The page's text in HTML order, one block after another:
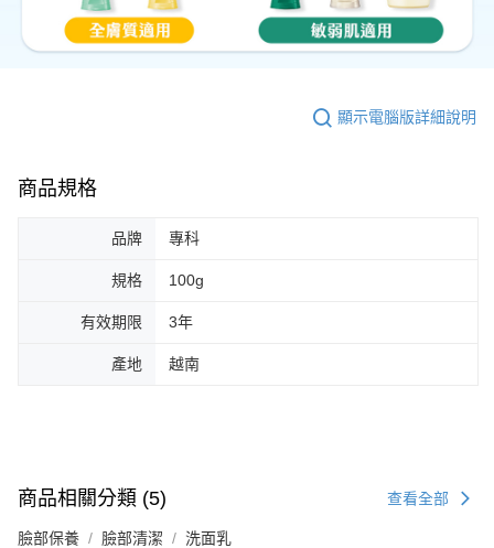
顯示電腦版詳細說明
商品規格
品牌 專科
規格 100g
有效期限 3年
產地 越南
商品相關分類 (5) 查看全部
臉部保養 臉部清潔 洗面乳